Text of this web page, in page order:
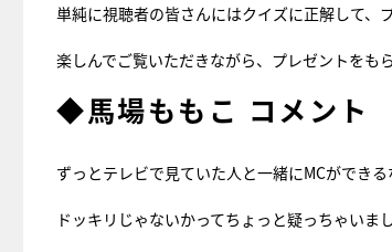
単純に視聴者の皆さんにはクイズに正解して、
楽しんでご覧いただきながら、プレゼントをも
◆馬場ももこ コメント
ずっとテレビで見ていた人と一緒にMCができ
ドッキリじゃないかってちょっと疑っちゃいま